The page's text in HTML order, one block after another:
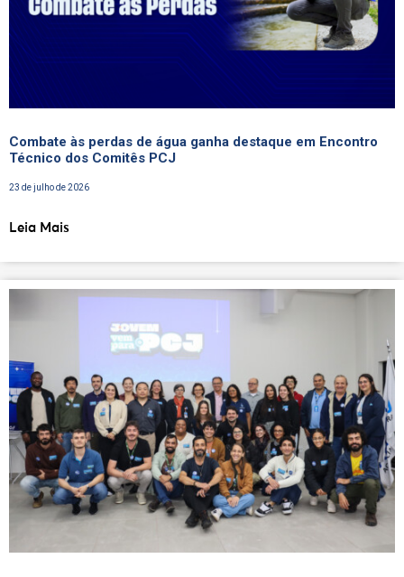
Combate às perdas de água ganha destaque em Encontro
Técnico dos Comitês PCJ
23 de julho de 2026
Leia Mais